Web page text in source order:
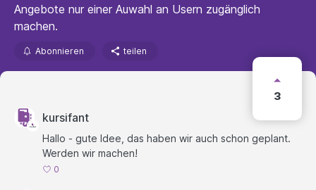
Angebote nur einer Auwahl an Usern zugänglich
machen.
Abonnieren teilen
3
kursifant
Hallo - gute Idee, das haben wir auch schon geplant.
Werden wir machen!
0